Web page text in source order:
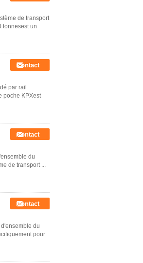
de transport
tonnesest un
Contact
par rail
poche KPXest
Contact
du
de transport ...
Contact
du
pour